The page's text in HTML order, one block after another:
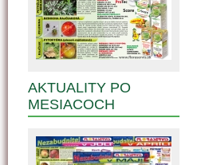
AKTUALITY PO
MESIACOCH